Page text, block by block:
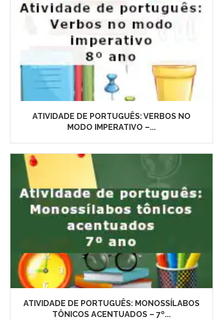
ATIVIDADE DE PORTUGUÊS: VERBOS NO
MODO IMPERATIVO –...
ATIVIDADE DE PORTUGUÊS: MONOSSÍLABOS
TÔNICOS ACENTUADOS – 7º...